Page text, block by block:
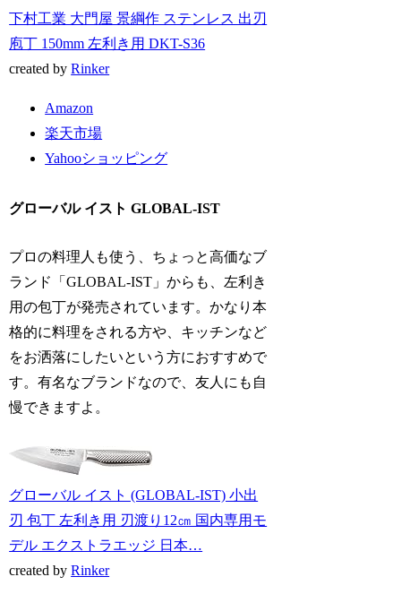
下村工業 大門屋 景綱作 ステンレス 出刃
庖丁 150mm 左利き用 DKT-S36
created byRinker
Amazon
楽天市場
Yahooショッピング
グローバル イスト GLOBAL-IST
プロの料理人も使う、ちょっと高価なブ
ランド「GLOBAL-IST」からも、左利き
用の包丁が発売されています。かなり本
格的に料理をされる方や、キッチンなど
をお洒落にしたいという方におすすめで
す。有名なブランドなので、友人にも自
慢できますよ。
グローバル イスト (GLOBAL-IST) 小出
刃 包丁 左利き用 刃渡り12㎝ 国内専用モ
デル エクストラエッジ 日本…
created byRinker